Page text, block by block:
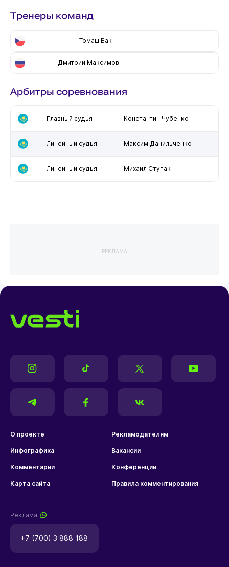
Тренеры команд
Томаш Вак
Дмитрий Максимов
Арбитры соревнования
Главный судья Константин Чубенко
Линейный судья Максим Данильченко
Линейный судья Михаил Ступак
РЕКЛАМА
О проекте Рекламодателям
Инфографика Вакансии
Комментарии Конференции
Карта сайта Правила комментирования
Реклама
+7 (700) 3 888 188